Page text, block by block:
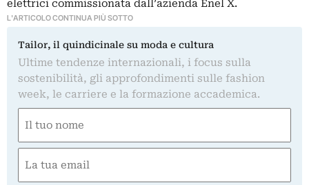
elettrici commissionata dall’azienda Enel X.
L'ARTICOLO CONTINUA PIÙ SOTTO
Tailor, il quindicinale su moda e cultura
Ultime tendenze internazionali, i focus sulla
sostenibilità, gli approfondimenti sulle fashion
week, le carriere e la formazione accademica.
(Required)
First
(Required)